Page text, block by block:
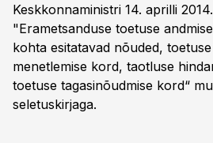
Keskkonnaministri 14. aprilli
"Erametsanduse toetuse
kohta esitatavad nõuded,
menetlemise kord, taotluse
toetuse tagasinõudmise kord“
seletuskirjaga.